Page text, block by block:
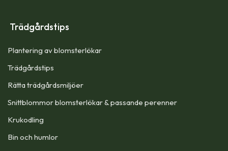
Trädgårdstips
Plantering av blomsterlökar
Trädgårdstips
Rätta trädgårdsmiljöer
Snittblommor blomsterlökar & passande perenner
Krukodling
Bin och humlor